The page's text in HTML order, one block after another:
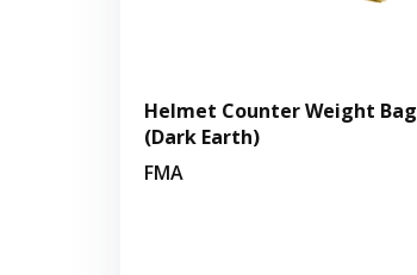
Helmet Counter Weight Bag
(Dark Earth)
FMA